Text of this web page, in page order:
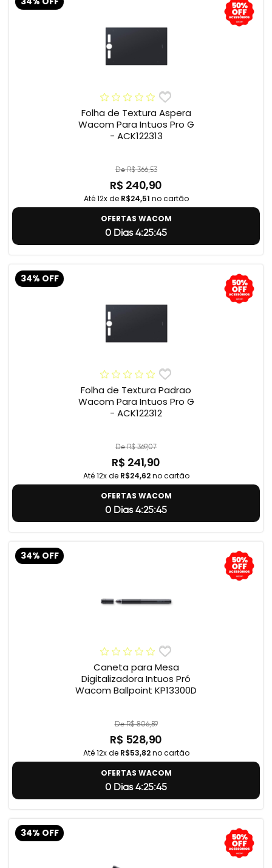
Folha de Textura Aspera
Wacom Para Intuos Pro G
- ACK122313
De R$ 366,53
R$ 240,90
Até 12x de R$24,51 no cartão
OFERTAS WACOM
0 Dias 4:25:45
34% OFF
Folha de Textura Padrao
Wacom Para Intuos Pro G
- ACK122312
De R$ 369,07
R$ 241,90
Até 12x de R$24,62no cartão
OFERTAS WACOM
0 Dias 4:25:45
34% OFF
Caneta para Mesa
Digitalizadora Intuos Pró
Wacom Ballpoint KP13300D
De R$ 806,59
R$ 528,90
Até 12x de R$53,82no cartão
OFERTAS WACOM
0 Dias 4:25:45
34% OFF